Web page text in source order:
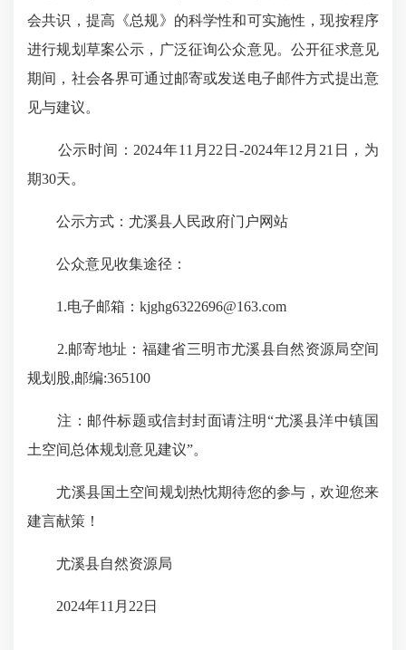
会共识，提高《总规》的科学性和可实施性，现按程序
进行规划草案公示，广泛征询公众意见。公开征求意见
期间，社会各界可通过邮寄或发送电子邮件方式提出意
见与建议。
公示时间：2024年11月22日-2024年12月21日，为
期30天。
公示方式：尤溪县人民政府门户网站
公众意见收集途径：
1.电子邮箱：kjghg6322696@163.com
2.邮寄地址：福建省三明市尤溪县自然资源局空间
规划股,邮编:365100
注：邮件标题或信封封面请注明“尤溪县洋中镇国
土空间总体规划意见建议”。
尤溪县国土空间规划热忱期待您的参与，欢迎您来
建言献策！
尤溪县自然资源局
2024年11月22日